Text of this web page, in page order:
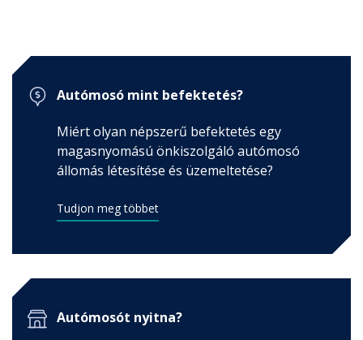
Autómosó mint befektetés?
Miért olyan népszerű befektetés egy
magasnyomású önkiszolgáló autómosó
állomás létesítése és üzemeltetése?
Tudjon meg többet
Autómosót nyitna?